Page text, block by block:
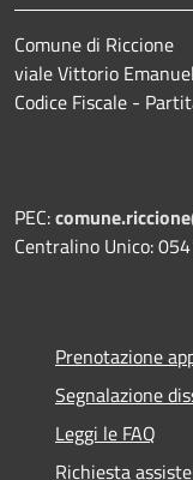
Comune di Riccione
viale Vittorio
Codice Fiscale -
PEC:
Centralino Unico:
Prenotazione
Segnalazione
Leggi le FAQ
Richiesta